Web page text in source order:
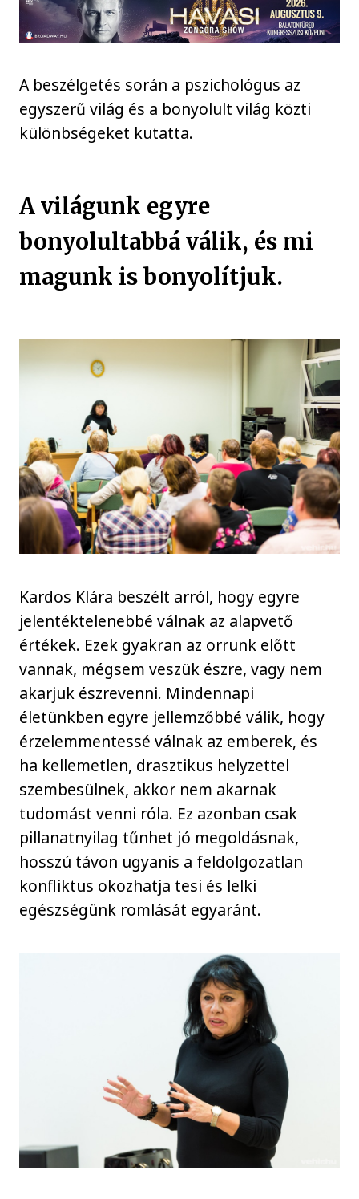
A beszélgetés során a pszichológus az
egyszerű világ és a bonyolult világ közti
különbségeket kutatta.
A világunk egyre
bonyolultabbá válik, és mi
magunk is bonyolítjuk.
Kardos Klára beszélt arról, hogy egyre
jelentéktelenebbé válnak az alapvető
értékek. Ezek gyakran az orrunk előtt
vannak, mégsem veszük észre, vagy nem
akarjuk észrevenni. Mindennapi
életünkben egyre jellemzőbbé válik, hogy
érzelemmentessé válnak az emberek, és
ha kellemetlen, drasztikus helyzettel
szembesülnek, akkor nem akarnak
tudomást venni róla. Ez azonban csak
pillanatnyilag tűnhet jó megoldásnak,
hosszú távon ugyanis a feldolgozatlan
konfliktus okozhatja tesi és lelki
egészségünk romlását egyaránt.